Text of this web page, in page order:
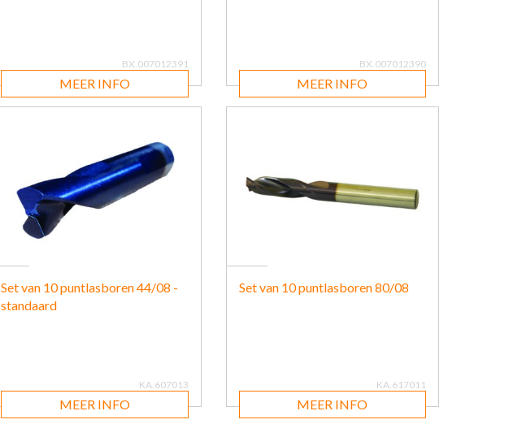
BX.007012391
MEER INFO
BX.007012390
MEER INFO
Set van 10 puntlasboren 44/08 -
standaard
KA.607013
MEER INFO
Set van 10 puntlasboren 80/08
KA.617011
MEER INFO